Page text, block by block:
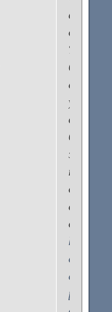
вы
Тем
более,
если
у
вас
будет
эко
по
омс
с
https://
eco.ru/
eko-
po-